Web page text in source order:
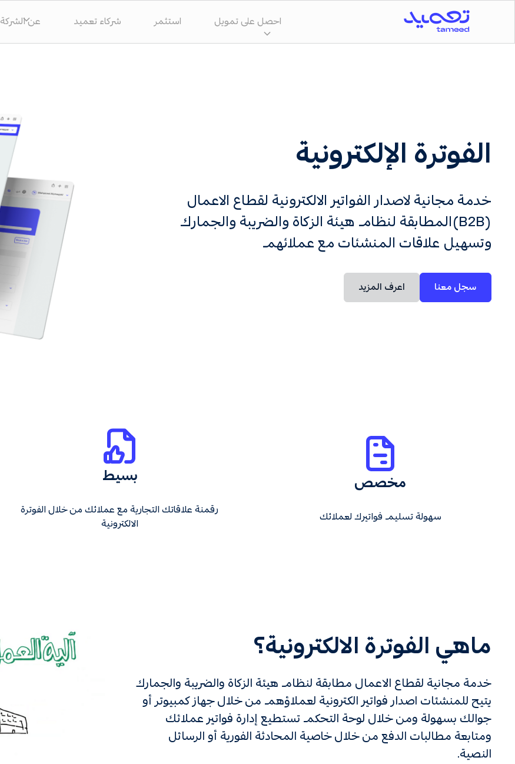
احصل على تمويل استثمر شركاء تعميد عن الشركة
الفوترة الإلكترونية
خدمة مجانية لاصدار الفواتير الالكترونية لقطاع الاعمال
(B2B)المطابقة لنظام هيئة الزكاة والضريبة والجمارك
وتسهيل علاقات المنشئات مع عملائهم
سجل معنا اعرف المزيد
مخصص
سهولة تسليم فواتيرك لعملائك
بسيط
رقمنة علاقاتك التجارية مع عملائك من خلال الفوترة
الالكترونية
ماهي الفوترة الالكترونية؟
خدمة مجانية لقطاع الاعمال مطابقة لنظام هيئة الزكاة والضريبة والجمارك
يتيح للمنشئات اصدار فواتير الكترونية لعملاؤهم من خلال جهاز كمبيوتر أو
جوالك بسهولة ومن خلال لوحة التحكم تستطيع إدارة فواتير عملائك
ومتابعة مطالبات الدفع من خلال خاصية المحادثة الفورية أو الرسائل
النصية.